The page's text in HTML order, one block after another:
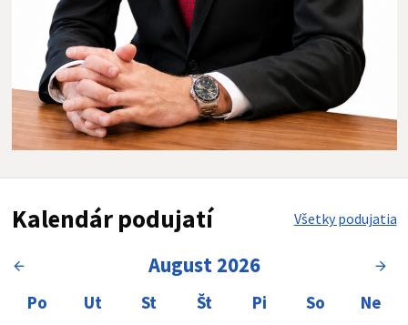
Kalendár podujatí Všetky podujatia
Kalendár, vyberte dátumOblasť výsledkov
August 2026
Po Ut St Št Pi So Ne